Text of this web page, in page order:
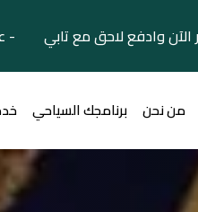
وادفع لاحق مع تابي -
من نحن برنامجك السياحي